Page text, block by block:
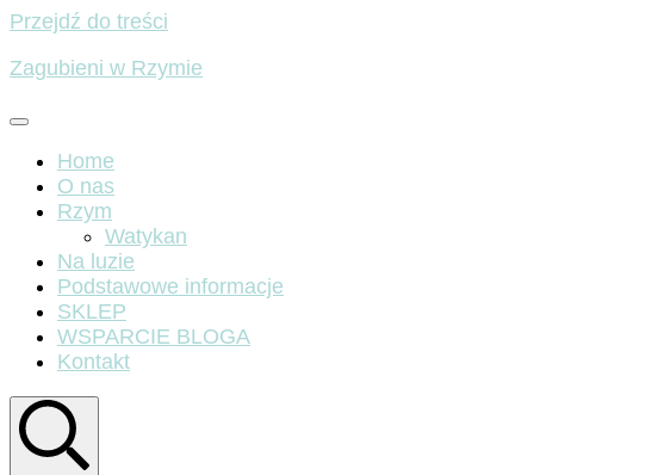
Przejdź do treści
Zagubieni w Rzymie
Home
O nas
Rzym
Watykan
Na luzie
Podstawowe informacje
SKLEP
WSPARCIE BLOGA
Kontakt